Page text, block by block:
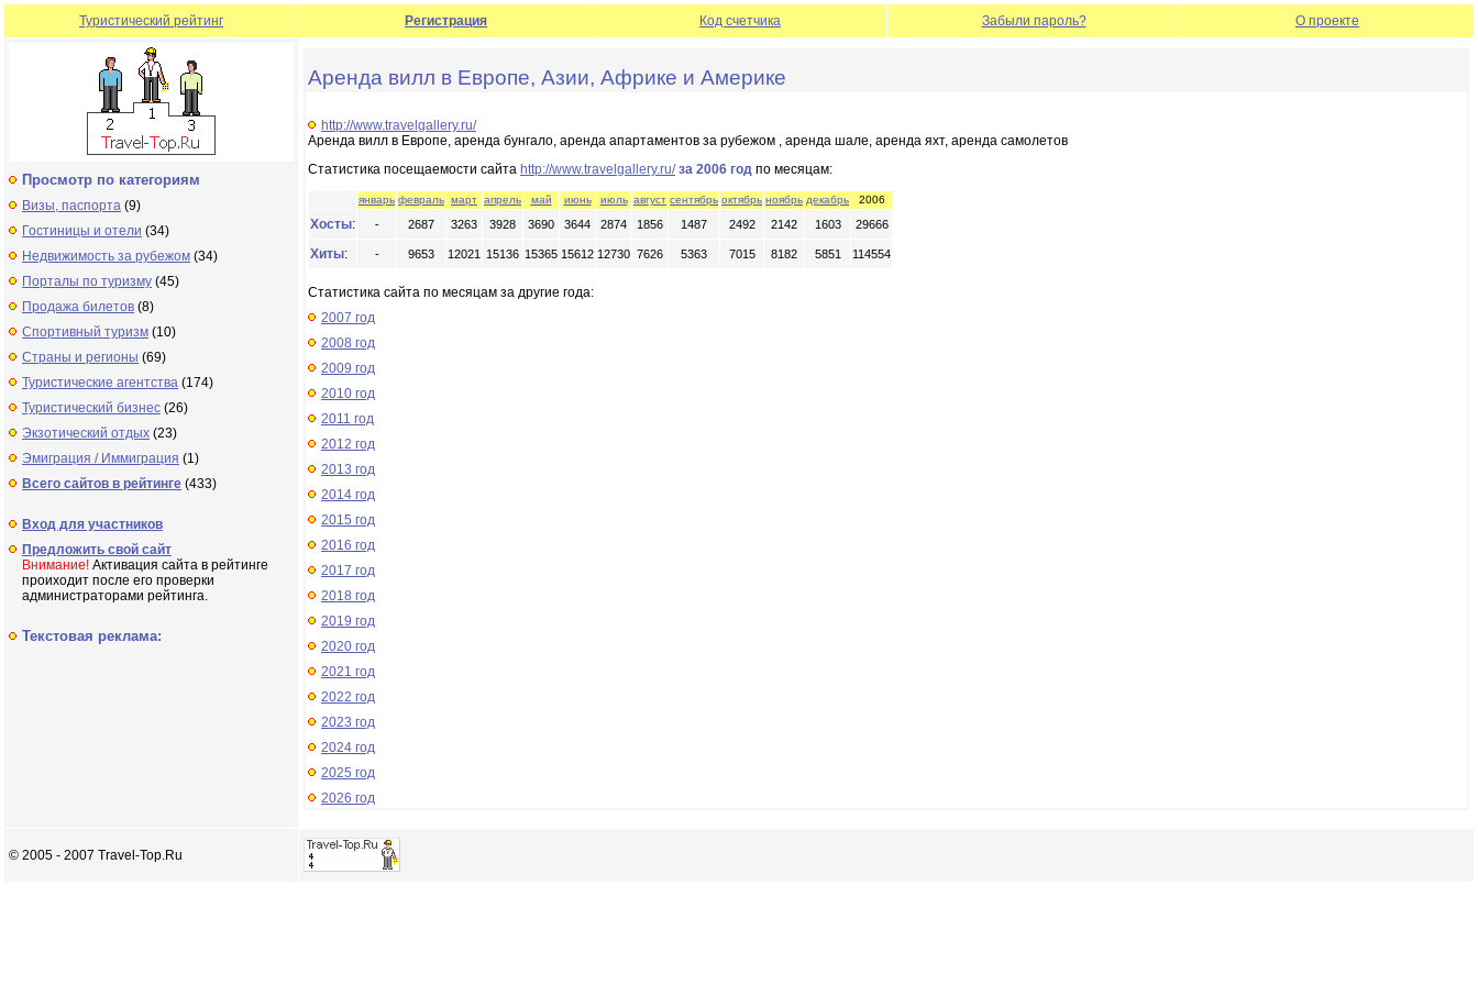
Туристический рейтинг Регистрация Код счетчика Забыли пароль? О проекте
Просмотр по категориям
Визы, паспорта (9)
Гостиницы и отели (34)
Недвижимость за рубежом (34)
Порталы по туризму (45)
Продажа билетов (8)
Спортивный туризм (10)
Страны и регионы (69)
Туристические агентства (174)
Туристический бизнес (26)
Экзотический отдых (23)
Эмиграция / Иммиграция (1)
Всего сайтов в рейтинге (433)
Вход для участников
Предложить свой сайт
Внимание! Активация сайта в рейтинге
проиходит после его проверки
администраторами рейтинга.
Текстовая реклама:
Аренда вилл в Европе, Азии, Африке и Америке
http://www.travelgallery.ru/
Аренда вилл в Европе, аренда бунгало, аренда апартаментов за рубежом , аренда шале, аренда яхт, аренда самолетов
Статистика посещаемости сайта http://www.travelgallery.ru/ за 2006 год по месяцам:
январь февраль март апрель май июнь июль август сентябрь октябрь ноябрь декабрь 2006
Хосты: - 2687 3263 3928 3690 3644 2874 1856 1487 2492 2142 1603 29666
Хиты: - 9653 12021 15136 15365 15612 12730 7626 5363 7015 8182 5851 114554
Статистика сайта по месяцам за другие года:
2007 год
2008 год
2009 год
2010 год
2011 год
2012 год
2013 год
2014 год
2015 год
2016 год
2017 год
2018 год
2019 год
2020 год
2021 год
2022 год
2023 год
2024 год
2025 год
2026 год
© 2005 - 2007 Travel-Top.Ru